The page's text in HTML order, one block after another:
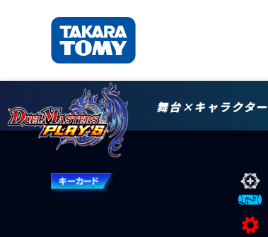
舞台×キャラクター